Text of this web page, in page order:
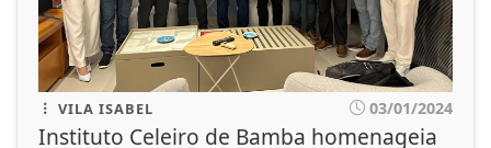
VILA ISABEL 03/01/2024
Instituto Celeiro de Bamba homenageia